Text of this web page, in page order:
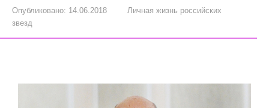
Опубликовано: 14.06.2018
Личная жизнь российских
звезд